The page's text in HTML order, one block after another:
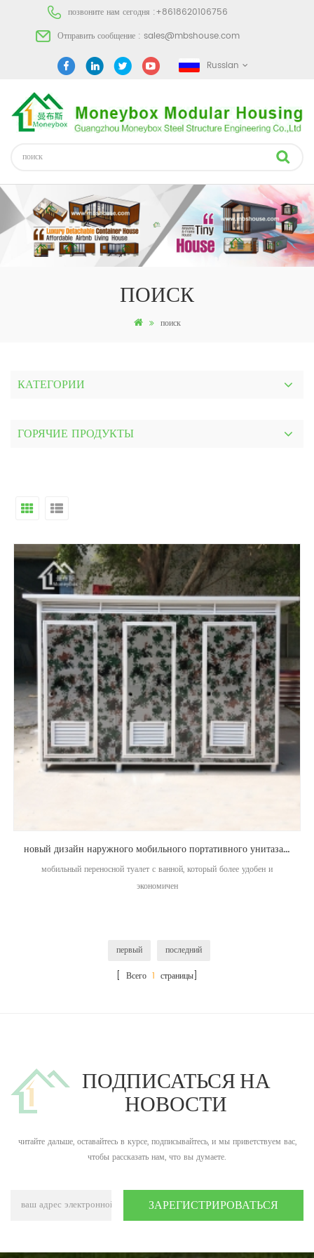
позвоните нам сегодня :+8618620106756
Отправить сообщение : sales@mbshouse.com
Russian
ПОИСК
поиск
КАТЕГОРИИ
ГОРЯЧИЕ ПРОДУКТЫ
новый дизайн наружного мобильного портативного унитаза с ванной
мобильный переносной туалет с ванной, который более удобен и
экономичен
первый
последний
[ Всего 1 страницы]
ПОДПИСАТЬСЯ НА
НОВОСТИ
читайте дальше, оставайтесь в курсе, подписывайтесь, и мы приветствуем вас,
чтобы рассказать нам, что вы думаете.